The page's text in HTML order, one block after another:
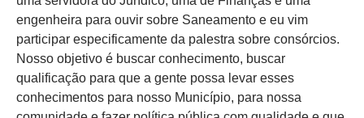
engenheira para ouvir sobre Saneamento e eu vim
participar especificamente da palestra sobre consórcios.
Nosso objetivo é buscar conhecimento, buscar
qualificação para que a gente possa levar esses
conhecimentos para nosso Município, para nossa